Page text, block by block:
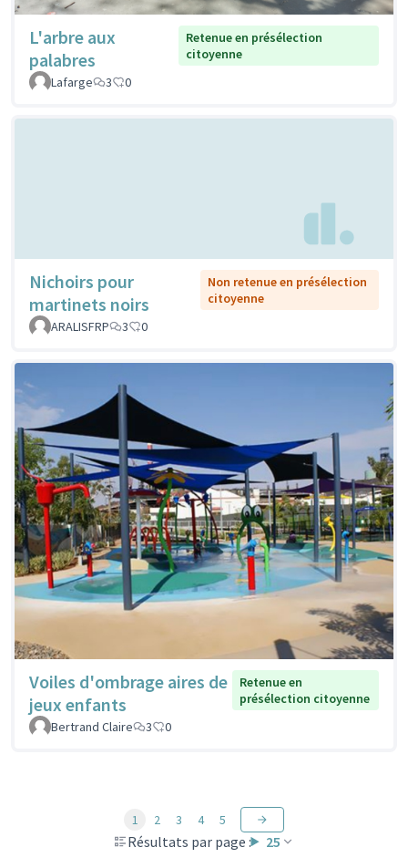
L'arbre aux
palabres
Retenue en présélection
citoyenne
Lafarge
3 0
Nichoirs pour
martinets noirs
Non retenue en présélection
citoyenne
ARALISFRP
3 0
Voiles d'ombrage aires de
jeux enfants
Retenue en
présélection citoyenne
Bertrand Claire
3 0
Résultats par page : 25
1 2 3 4 5